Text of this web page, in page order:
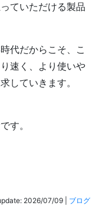
ていただける製品
代だからこそ、こ
速く、より使いや
していきます。
す。
2026/07/09 ブログ